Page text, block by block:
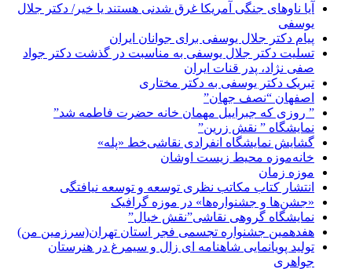
آیا ناوهای جنگی آمریکا غرق شدنی هستند یا خیر/ دکتر جلال
یوسفی
پیام دکتر جلال یوسفی برای جوانان ایران
تسلیت دکتر جلال یوسفی به مناسبت در گذشت دکتر جواد
صفی نژاد، پدر قنات ایران
تبریک دکتر یوسفی به دکتر مختاری
اصفهان “نصف جهان”
” روزی که جبراییل مهمان خانه حضرت فاطمه شد”
نمایشگاه ” نقش زرین”
گشایش نمایشگاه انفرادی نقاشی‌خط «پله»
خانه‌موزه محیط‌ زیست اوشان
موزه زمان
انتشار کتاب مکاتب نظری توسعه و توسعه نیافتگی
«جشن‌ها و جشنواره‌ها» در موزه گرافیک
نمایشگاه گروهی نقاشی”نقش خیال”
هفدهمین جشنواره تجسمی فجر استان تهران(سرزمین من)
تولید پویانمایی شاهنامه ای زال و سیمرغ در هنرستان
جواهری